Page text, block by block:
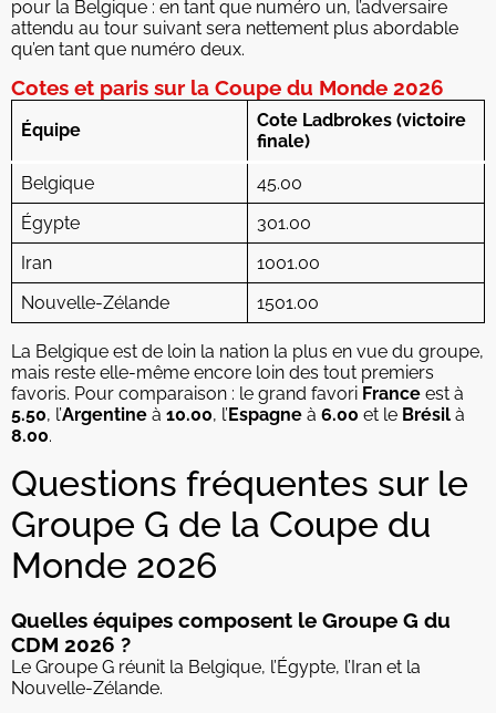
pour la Belgique : en tant que numéro un, l’adversaire
attendu au tour suivant sera nettement plus abordable
qu’en tant que numéro deux.
Cotes et paris sur la Coupe du Monde 2026
Équipe
Cote Ladbrokes (victoire
finale)
Belgique
45.00
Égypte
301.00
Iran
1001.00
Nouvelle-Zélande
1501.00
La Belgique est de loin la nation la plus en vue du groupe,
mais reste elle-même encore loin des tout premiers
favoris. Pour comparaison : le grand favori France est à
5.50, l’Argentine à 10.00, l’ Espagne à 6.00 et le Brésil à
8.00.
Questions fréquentes sur le
Groupe G de la Coupe du
Monde 2026
Quelles équipes composent le Groupe G du
CDM 2026 ?
Le Groupe G réunit la Belgique, l’Égypte, l’Iran et la
Nouvelle-Zélande.